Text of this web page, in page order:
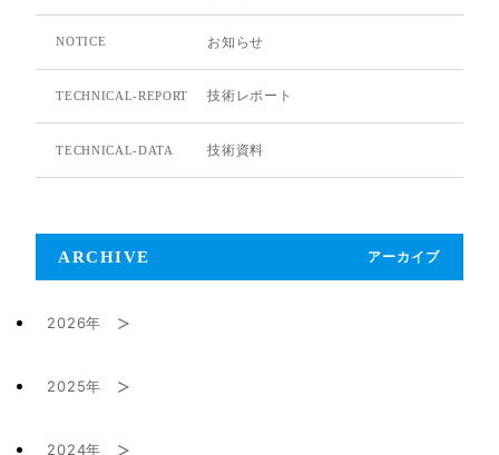
NOTICE お知らせ
TECHNICAL-REPORT 技術レポート
TECHNICAL-DATA 技術資料
ARCHIVE アーカイブ
2026年
2月 (1)
2025年
2024年